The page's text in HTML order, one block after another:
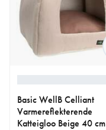
Basic WellB Celliant
Varmereflekterende
Katteigloo Beige 40 cm